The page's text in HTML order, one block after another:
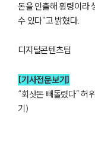
돈을 인출해 횡령이라
수 있다”고 밝혔다.
디지털콘텐츠팀
[기사전문보기]
“회삿돈 빼돌렸다” 허
기)